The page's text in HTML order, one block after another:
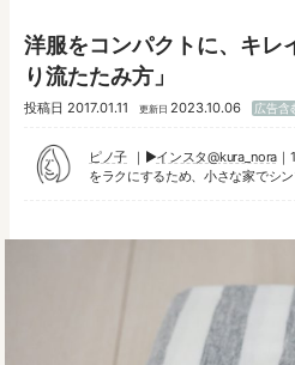
洋服をコンパクトに、キレ
り流たたみ方」
投稿日 2017.01.11 更新日 2023.10.06 広告含
ピノ子 ▶︎インスタ@kura_nora｜
をラクにするため、小さな家でシン